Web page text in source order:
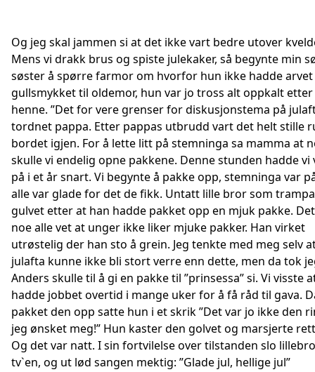
Og jeg skal jammen si at det ikke vart bedre utover
Mens vi drakk brus og spiste julekaker, så begynte min
søster å spørre farmor om hvorfor hun ikke hadde arvet
gullsmykket til oldemor, hun var jo tross alt oppkalt etter
henne. ”Det for vere grenser for diskusjonstema på
tordnet pappa. Etter pappas utbrudd vart det helt stille
bordet igjen. For å lette litt på stemninga sa mamma at
skulle vi endelig opne pakkene. Denne stunden hadde vi
på i et år snart. Vi begynte å pakke opp, stemninga var
alle var glade for det de fikk. Untatt lille bror som
gulvet etter at han hadde pakket opp en mjuk pakke.
noe alle vet at unger ikke liker mjuke pakker. Han virket
utrøstelig der han sto å grein. Jeg tenkte med meg selv
julafta kunne ikke bli stort verre enn dette, men da tok
Anders skulle til å gi en pakke til ”prinsessa” si. Vi visste
hadde jobbet overtid i mange uker for å få råd til gava.
pakket den opp satte hun i et skrik ”Det var jo ikke den
jeg ønsket meg!” Hun kaster den golvet og marsjerte
Og det var natt. I sin fortvilelse over tilstanden slo
tv`en, og ut lød sangen mektig: ”Glade jul, hellige jul”